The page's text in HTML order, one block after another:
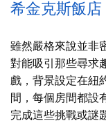
希金克斯飯店
雖然嚴格來說並非
對能吸引那些尋求
戲，背景設定在紐
間，每個房間都設
完成這些挑戰或謎